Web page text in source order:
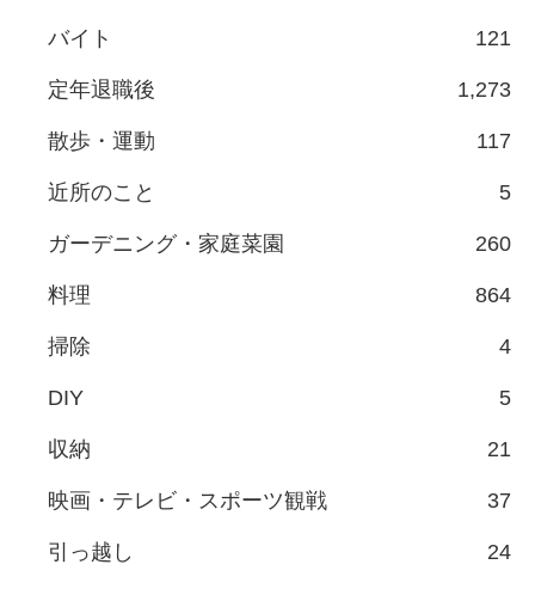
バイト 121
定年退職後 1,273
散歩・運動 117
近所のこと 5
ガーデニング・家庭菜園 260
料理 864
掃除 4
DIY 5
収納 21
映画・テレビ・スポーツ観戦 37
引っ越し 24